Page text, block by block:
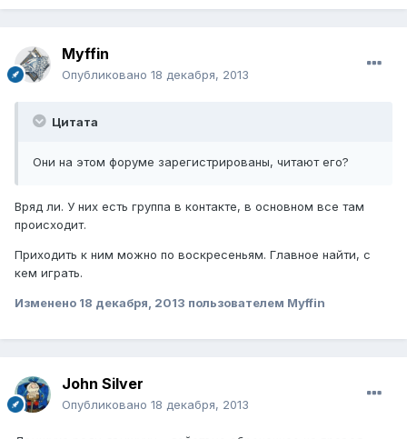
Myffin
Опубликовано 18 декабря, 2013
Цитата
Они на этом форуме зарегистрированы, читают его?
Вряд ли. У них есть группа в контакте, в основном все там
происходит.
Приходить к ним можно по воскресеньям. Главное найти, с
кем играть.
Изменено 18 декабря, 2013 пользователем Myffin
John Silver
Опубликовано 18 декабря, 2013